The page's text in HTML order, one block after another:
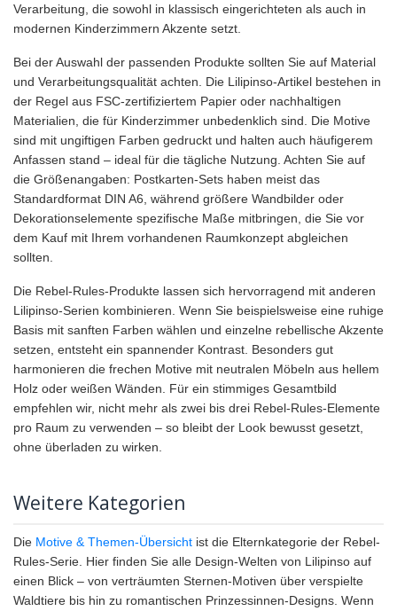
Verarbeitung, die sowohl in klassisch eingerichteten als auch in
modernen Kinderzimmern Akzente setzt.
Bei der Auswahl der passenden Produkte sollten Sie auf Material
und Verarbeitungsqualität achten. Die Lilipinso-Artikel bestehen in
der Regel aus FSC-zertifiziertem Papier oder nachhaltigen
Materialien, die für Kinderzimmer unbedenklich sind. Die Motive
sind mit ungiftigen Farben gedruckt und halten auch häufigerem
Anfassen stand – ideal für die tägliche Nutzung. Achten Sie auf
die Größenangaben: Postkarten-Sets haben meist das
Standardformat DIN A6, während größere Wandbilder oder
Dekorationselemente spezifische Maße mitbringen, die Sie vor
dem Kauf mit Ihrem vorhandenen Raumkonzept abgleichen
sollten.
Die Rebel-Rules-Produkte lassen sich hervorragend mit anderen
Lilipinso-Serien kombinieren. Wenn Sie beispielsweise eine ruhige
Basis mit sanften Farben wählen und einzelne rebellische Akzente
setzen, entsteht ein spannender Kontrast. Besonders gut
harmonieren die frechen Motive mit neutralen Möbeln aus hellem
Holz oder weißen Wänden. Für ein stimmiges Gesamtbild
empfehlen wir, nicht mehr als zwei bis drei Rebel-Rules-Elemente
pro Raum zu verwenden – so bleibt der Look bewusst gesetzt,
ohne überladen zu wirken.
Weitere Kategorien
Die Motive & Themen-Übersicht ist die Elternkategorie der Rebel-
Rules-Serie. Hier finden Sie alle Design-Welten von Lilipinso auf
einen Blick – von verträumten Sternen-Motiven über verspielte
Waldtiere bis hin zu romantischen Prinzessinnen-Designs. Wenn